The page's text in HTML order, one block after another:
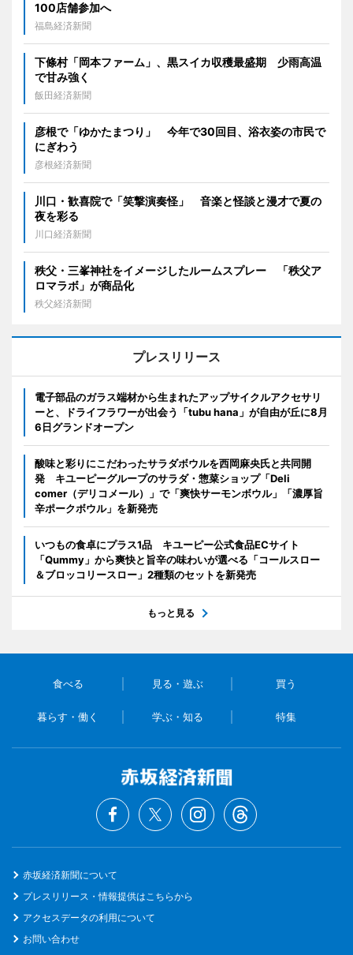
100店舗参加へ
福島経済新聞
下條村「岡本ファーム」、黒スイカ収穫最盛期 少雨高温
で甘み強く
飯田経済新聞
彦根で「ゆかたまつり」 今年で30回目、浴衣姿の市民で
にぎわう
彦根経済新聞
川口・歓喜院で「笑撃演奏怪」 音楽と怪談と漫才で夏の
夜を彩る
川口経済新聞
秩父・三峯神社をイメージしたルームスプレー 「秩父ア
ロマラボ」が商品化
秩父経済新聞
プレスリリース
電子部品のガラス端材から生まれたアップサイクルアクセサリ
ーと、ドライフラワーが出会う「tubu hana」が自由が丘に8月
6日グランドオープン
酸味と彩りにこだわったサラダボウルを西岡麻央氏と共同開
発 キユーピーグループのサラダ・惣菜ショップ「Deli
comer（デリコメール）」で「爽快サーモンボウル」「濃厚旨
辛ポークボウル」を新発売
いつもの食卓にプラス1品 キユーピー公式食品ECサイト
「Qummy」から爽快と旨辛の味わいが選べる「コールスロー
＆ブロッコリースロー」2種類のセットを新発売
もっと見る
食べる 見る・遊ぶ 買う
暮らす・働く 学ぶ・知る 特集
赤坂経済新聞について
プレスリリース・情報提供はこちらから
アクセスデータの利用について
お問い合わせ